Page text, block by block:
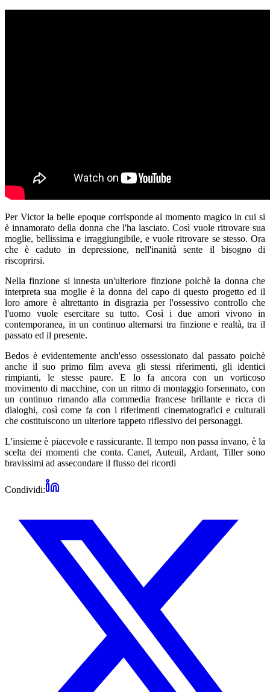
Per Victor la belle epoque corrisponde al momento magico in cui si
è innamorato della donna che l'ha lasciato. Così vuole ritrovare sua
moglie, bellissima e irraggiungibile, e vuole ritrovare se stesso. Ora
che è caduto in depressione, nell'inanità sente il bisogno di
riscoprirsi.
Nella finzione si innesta un'ulteriore finzione poichè la donna che
interpreta sua moglie è la donna del capo di questo progetto ed il
loro amore è altrettanto in disgrazia per l'ossessivo controllo che
l'uomo vuole esercitare su tutto. Così i due amori vivono in
contemporanea, in un continuo alternarsi tra finzione e realtà, tra il
passato ed il presente.
Bedos è evidentemente anch'esso ossessionato dal passato poichè
anche il suo primo film aveva gli stessi riferimenti, gli identici
rimpianti, le stesse paure. E lo fa ancora con un vorticoso
movimento di macchine, con un ritmo di montaggio forsennato, con
un continuo rimando alla commedia francese brillante e ricca di
dialoghi, così come fa con i riferimenti cinematografici e culturali
che costituiscono un ulteriore tappeto riflessivo dei personaggi.
L'insieme è piacevole e rassicurante. Il tempo non passa invano, è la
scelta dei momenti che conta. Canet, Auteuil, Ardant, Tiller sono
bravissimi ad assecondare il flusso dei ricordi
Condividi: